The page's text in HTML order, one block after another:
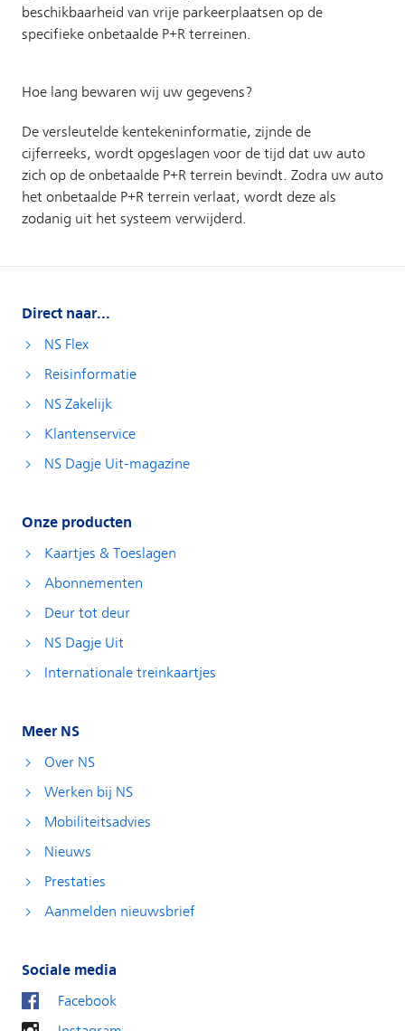
Direct naar...
NS Flex
Reisinformatie
NS Zakelijk
Klantenservice
NS Dagje Uit-magazine
Onze producten
Kaartjes & Toeslagen
Abonnementen
Deur tot deur
NS Dagje Uit
Internationale treinkaartjes
Meer NS
Over NS
Werken bij NS
Mobiliteitsadvies
Nieuws
Prestaties
Aanmelden nieuwsbrief
Sociale media
Facebook